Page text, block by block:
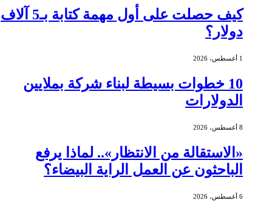
كيف حصلت على أول مهمة كتابة بـ5 آلاف
دولار؟
1 أغسطس، 2026
10 خطوات بسيطة لبناء شركة بملايين
الدولارات
8 أغسطس، 2026
«الاستقالة من الانتظار».. لماذا يرفع
الباحثون عن العمل الراية البيضاء؟
6 أغسطس، 2026